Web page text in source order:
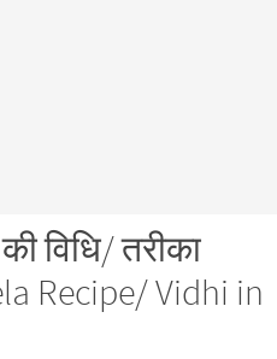
विधि/ तरीका
Recipe/ Vidhi in